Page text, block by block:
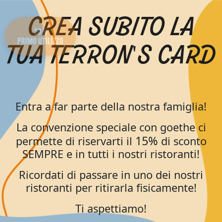
20%
PRIMO UTILIZZO
CREA SUBITO LA
TUA TERRON'S CARD
Entra a far parte della nostra famiglia!
La convenzione speciale con goethe ci
permette di riservarti il 15% di sconto
SEMPRE e in tutti i nostri ristoranti!
Ricordati di passare in uno dei nostri
ristoranti per ritirarla fisicamente!
Ti aspettiamo!